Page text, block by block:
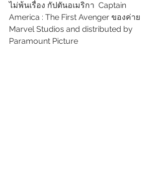
ไม่พ้นเรื่อง กัปตันอเมริกา  Captain
America : The First Avenger ของค่าย
Marvel Studios and distributed by
Paramount Picture